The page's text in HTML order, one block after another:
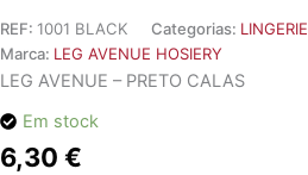
REF: 1001 BLACK Categorias: LINGERIE
Marca: LEG AVENUE HOSIERY
LEG AVENUE – PRETO CALAS
Em stock
6,30 €